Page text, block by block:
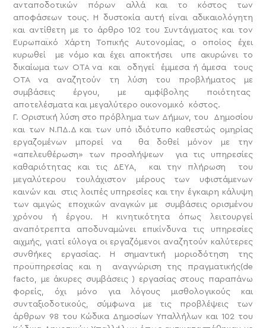
ανταποδοτικών πόρων αλλά και το κόστος των
αποφάσεων τους. Η δυστοκία αυτή είναι αδικαιολόγητη
και αντίθετη με το άρθρο 102 του Συντάγματος και τον
Ευρωπαϊκό Χάρτη Τοπικής Αυτονομίας, ο οποίος έχει
κυρωθεί με νόμο και έχει αποκτήσει υπε ακυρώνει το
δικαίωμα των ΟΤΑ να και οδηγεί έμμεσα ή άμεσα τους
ΟΤΑ να αναζητούν τη λύση του προβλήματος με
συμβάσεις έργου, με αμφίβολης ποιότητας
αποτελέσματα και μεγαλύτερο οικονομικό κόστος.
Γ. Οριστική λύση στο πρόβλημα των Δήμων, του Δημοσίου
και των Ν.ΠΔ.Δ και των υπό ιδιότυπο καθεστώς ομηρίας
εργαζομένων μπορεί να θα δοθεί μόνον με την
«απελευθέρωση» των προσλήψεων για τις υπηρεσίες
καθαριότητας και τις ΔΕΥΑ, και την πλήρωση του
μεγαλύτερου τουλάχιστον μέρους των υφιστάμενων
καινών και στις λοιπές υπηρεσίες και την έγκαιρη κάλυψη
των αμιγώς εποχικών αναγκών με συμβάσεις ορισμένου
χρόνου ή έργου. Η κινητικότητα όπως λειτουργεί
αναπότρεπτα αποδυναμώνει επικίνδυνα τις υπηρεσίες
αιχμής, γιατί εύλογα οι εργαζόμενοι αναζητούν καλύτερες
συνθήκες εργασίας. Η σημαντική μοριοδότηση της
προϋπηρεσίας και η αναγνώριση της πραγματικής(de
facto, με άκυρες συμβάσεις ) εργασίας στους παραπάνω
φορείς, όχι μόνο για λόγους μισθολογικούς και
συνταξιοδοτικούς, σύμφωνα με τις προβλέψεις των
άρθρων 98 του Κώδικα Δημοσίων Υπαλλήλων και 102 του